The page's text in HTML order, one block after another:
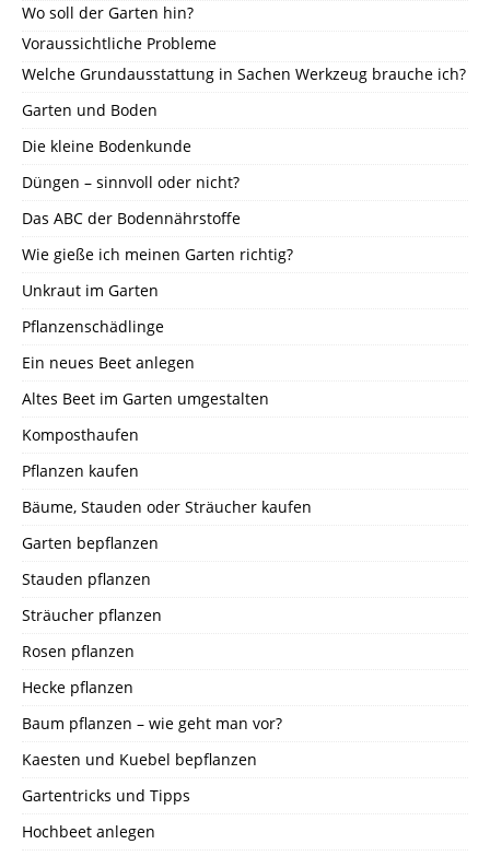
Wo soll der Garten hin?
Voraussichtliche Probleme
Welche Grundausstattung in Sachen Werkzeug brauche ich?
Garten und Boden
Die kleine Bodenkunde
Düngen – sinnvoll oder nicht?
Das ABC der Bodennährstoffe
Wie gieße ich meinen Garten richtig?
Unkraut im Garten
Pflanzenschädlinge
Ein neues Beet anlegen
Altes Beet im Garten umgestalten
Komposthaufen
Pflanzen kaufen
Bäume, Stauden oder Sträucher kaufen
Garten bepflanzen
Stauden pflanzen
Sträucher pflanzen
Rosen pflanzen
Hecke pflanzen
Baum pflanzen – wie geht man vor?
Kaesten und Kuebel bepflanzen
Gartentricks und Tipps
Hochbeet anlegen